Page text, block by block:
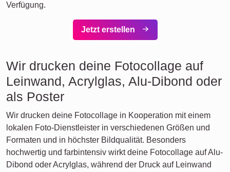
Verfügung.
Jetzt erstellen
Wir drucken deine Fotocollage auf
Leinwand, Acrylglas, Alu-Dibond oder
als Poster
Wir drucken deine Fotocollage in Kooperation mit einem
lokalen Foto-Dienstleister in verschiedenen Größen und
Formaten und in höchster Bildqualität. Besonders
hochwertig und farbintensiv wirkt deine Fotocollage auf Alu-
Dibond oder Acrylglas, während der Druck auf Leinwand